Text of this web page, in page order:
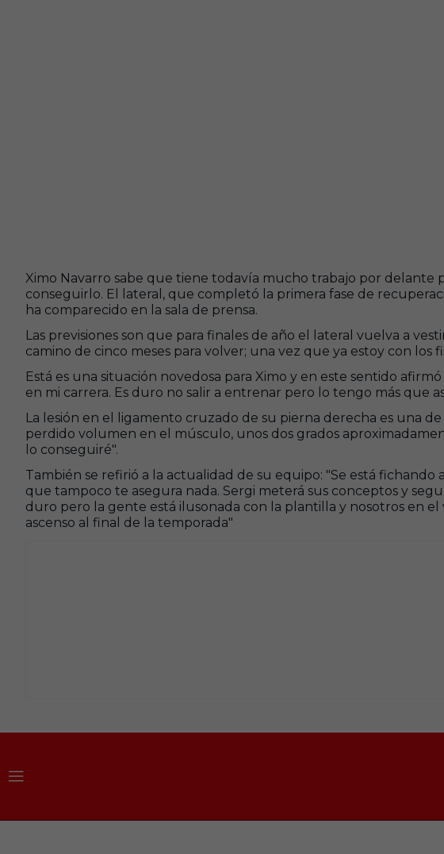
Ximo Navarro sabe que tiene todavía mucho trabajo por delante
conseguirlo. El lateral, que completó la primera fase de
ha comparecido en la sala de prensa.
Las previsiones son que para finales de año el lateral vuelva a
camino de cinco meses para volver; una vez que ya estoy con los
Está es una situación novedosa para Ximo y en este sentido
en mi carrera. Es duro no salir a entrenar pero lo tengo más que
La lesión en el ligamento cruzado de su pierna derecha es una
perdido volumen en el músculo, unos dos grados
lo conseguiré".
También se refirió a la actualidad de su equipo: "Se está
que tampoco te asegura nada. Sergi meterá sus conceptos y
duro pero la gente está ilusonada con la plantilla y nosotros en
ascenso al final de la temporada"